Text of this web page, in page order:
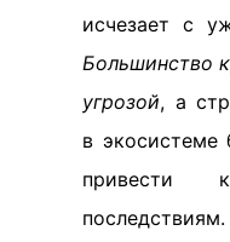
исчезает с
Большинство
угрозой, а
в экосистеме
привести к